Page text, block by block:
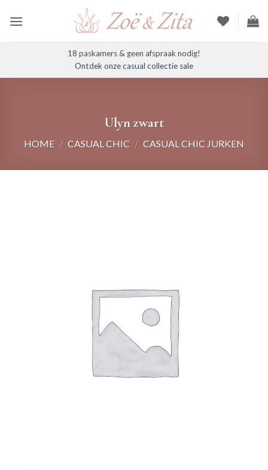
naar
18 paskamers & geen afspraak nodig!
Ontdek onze casual collectie sale
Ulyn zwart
HOME / CASUAL CHIC / CASUAL CHIC JURKEN